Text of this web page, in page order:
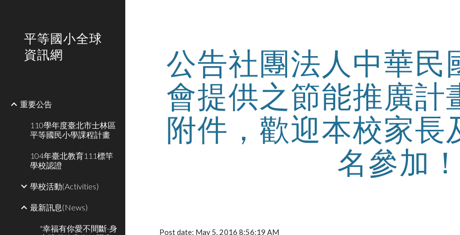
平等國小全球
資訊網
重要公告
110學年度臺北市士林區
平等國民小學課程計畫
104年臺北教育111標竿
學校認證
學校活動(Activities)
最新訊息(News)
"幸福有你愛不間斷-身
公告社團法人中華民
會提供之節能推廣計
附件，歡迎本校家長
名參加！
Post date: May 5, 2016 8:56:19 AM